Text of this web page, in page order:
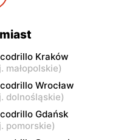
ul.
8/16
ul. Krakowska 15
ul. Batalionów
Kraków
małopolskie)
Wrocław
dolnośląskie)
Gdańsk
pomorskie)